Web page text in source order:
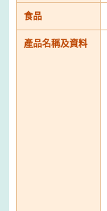
食品
產品名稱及資料